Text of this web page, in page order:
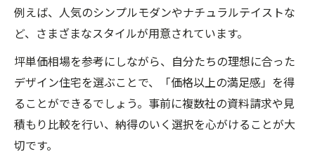
例えば、人気のシンプルモダンやナチュラルテイストな
ど、さまざまなスタイルが用意されています。
坪単価相場を参考にしながら、自分たちの理想に合った
デザイン住宅を選ぶことで、「価格以上の満足感」を得
ることができるでしょう。事前に複数社の資料請求や見
積もり比較を行い、納得のいく選択を心がけることが大
切です。